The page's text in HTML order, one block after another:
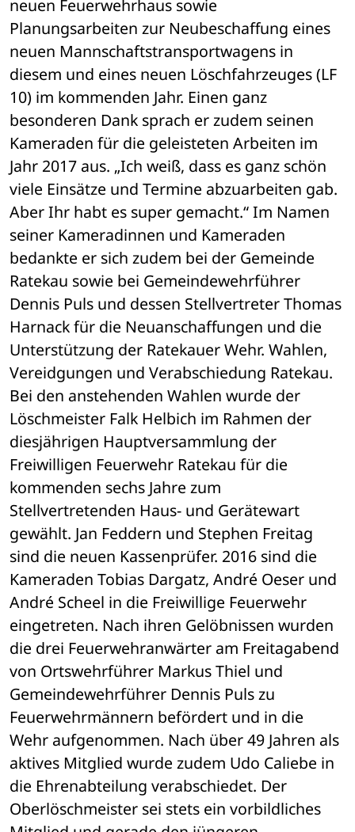
neuen Feuerwehrhaus sowie
Planungsarbeiten zur Neubeschaffung eines
neuen Mannschaftstransportwagens in
diesem und eines neuen Löschfahrzeuges (LF
10) im kommenden Jahr. Einen ganz
besonderen Dank sprach er zudem seinen
Kameraden für die geleisteten Arbeiten im
Jahr 2017 aus. „Ich weiß, dass es ganz schön
viele Einsätze und Termine abzuarbeiten gab.
Aber Ihr habt es super gemacht.“ Im Namen
seiner Kameradinnen und Kameraden
bedankte er sich zudem bei der Gemeinde
Ratekau sowie bei Gemeindewehrführer
Dennis Puls und dessen Stellvertreter Thomas
Harnack für die Neuanschaffungen und die
Unterstützung der Ratekauer Wehr. Wahlen,
Vereidgungen und Verabschiedung Ratekau.
Bei den anstehenden Wahlen wurde der
Löschmeister Falk Helbich im Rahmen der
diesjährigen Hauptversammlung der
Freiwilligen Feuerwehr Ratekau für die
kommenden sechs Jahre zum
Stellvertretenden Haus- und Gerätewart
gewählt. Jan Feddern und Stephen Freitag
sind die neuen Kassenprüfer. 2016 sind die
Kameraden Tobias Dargatz, André Oeser und
André Scheel in die Freiwillige Feuerwehr
eingetreten. Nach ihren Gelöbnissen wurden
die drei Feuerwehranwärter am Freitagabend
von Ortswehrführer Markus Thiel und
Gemeindewehrführer Dennis Puls zu
Feuerwehrmännern befördert und in die
Wehr aufgenommen. Nach über 49 Jahren als
aktives Mitglied wurde zudem Udo Caliebe in
die Ehrenabteilung verabschiedet. Der
Oberlöschmeister sei stets ein vorbildliches